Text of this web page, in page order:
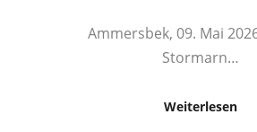
Ammersbek, 09. Mai
Stormarn…
Weiterlesen